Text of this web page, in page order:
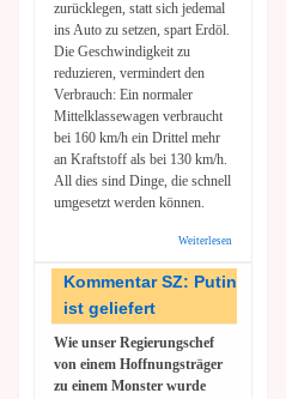
zurücklegen, statt sich jedemal
ins Auto zu setzen, spart Erdöl.
Die Geschwindigkeit zu
reduzieren, vermindert den
Verbrauch: Ein normaler
Mittelklassewagen verbraucht
bei 160 km/h ein Drittel mehr
an Kraftstoff als bei 130 km/h.
All dies sind Dinge, die schnell
umgesetzt werden können.
Weiterlesen
Kommentar SZ: Putin
ist geliefert
Wie unser Regierungschef
von einem Hoffnungsträger
zu einem Monster wurde